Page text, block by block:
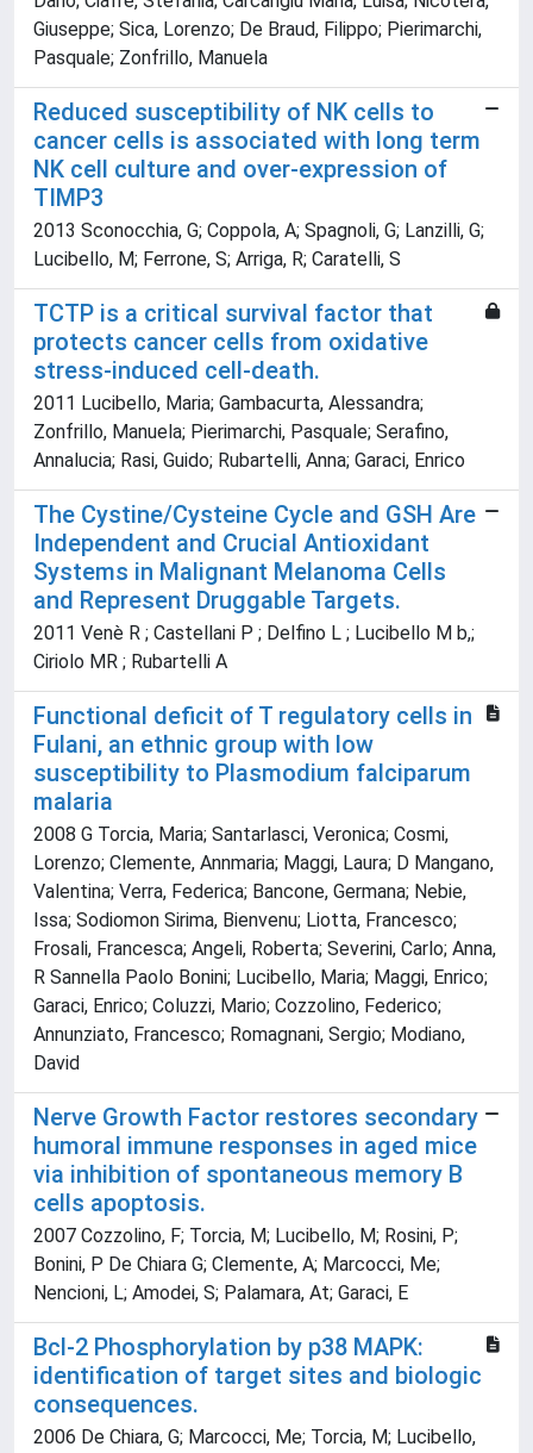
Giuseppe; Sica, Lorenzo; De Braud, Filippo; Pierimarchi,
Pasquale; Zonfrillo, Manuela
Reduced susceptibility of NK cells to
cancer cells is associated with long term
NK cell culture and over-expression of
TIMP3
2013 Sconocchia, G; Coppola, A; Spagnoli, G; Lanzilli, G;
Lucibello, M; Ferrone, S; Arriga, R; Caratelli, S
TCTP is a critical survival factor that
protects cancer cells from oxidative
stress-induced cell-death.
2011 Lucibello, Maria; Gambacurta, Alessandra;
Zonfrillo, Manuela; Pierimarchi, Pasquale; Serafino,
Annalucia; Rasi, Guido; Rubartelli, Anna; Garaci, Enrico
The Cystine/Cysteine Cycle and GSH Are
Independent and Crucial Antioxidant
Systems in Malignant Melanoma Cells
and Represent Druggable Targets.
2011 Venè R ; Castellani P ; Delfino L ; Lucibello M b,;
Ciriolo MR ; Rubartelli A
Functional deficit of T regulatory cells in
Fulani, an ethnic group with low
susceptibility to Plasmodium falciparum
malaria
2008 G Torcia, Maria; Santarlasci, Veronica; Cosmi,
Lorenzo; Clemente, Annmaria; Maggi, Laura; D Mangano,
Valentina; Verra, Federica; Bancone, Germana; Nebie,
Issa; Sodiomon Sirima, Bienvenu; Liotta, Francesco;
Frosali, Francesca; Angeli, Roberta; Severini, Carlo; Anna,
R Sannella Paolo Bonini; Lucibello, Maria; Maggi, Enrico;
Garaci, Enrico; Coluzzi, Mario; Cozzolino, Federico;
Annunziato, Francesco; Romagnani, Sergio; Modiano,
David
Nerve Growth Factor restores secondary
humoral immune responses in aged mice
via inhibition of spontaneous memory B
cells apoptosis.
2007 Cozzolino, F; Torcia, M; Lucibello, M; Rosini, P;
Bonini, P De Chiara G; Clemente, A; Marcocci, Me;
Nencioni, L; Amodei, S; Palamara, At; Garaci, E
Bcl-2 Phosphorylation by p38 MAPK:
identification of target sites and biologic
consequences.
2006 De Chiara, G; Marcocci, Me; Torcia, M; Lucibello,